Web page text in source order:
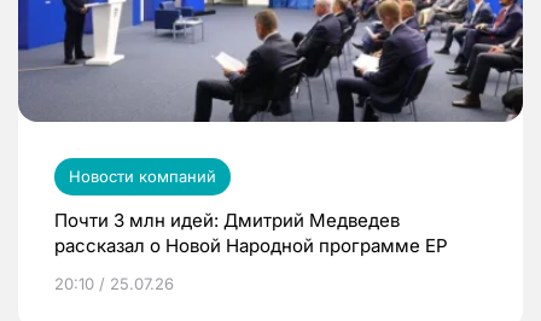
Новости компаний
Почти 3 млн идей: Дмитрий Медведев
рассказал о Новой Народной программе ЕР
20:10 / 25.07.26